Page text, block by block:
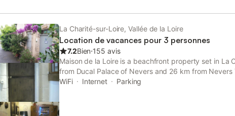
La Charité-sur-Loire, Vallée de la Loire
Location de vacances pour 3 personnes
7.2Bien⋅155 avis
Maison de la Loire is a beachfront property set in La
from Ducal Palace of Nevers and 26 km from Nevers
WiFi
Internet Parking